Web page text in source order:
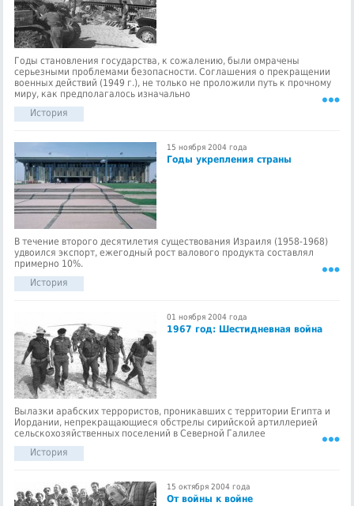
Годы становления государства, к сожалению, были омрачены
серьезными проблемами безопасности. Соглашения о прекращении
военных действий (1949 г.), не только не проложили путь к прочному
миру, как предполагалось изначально
История
15 ноября 2004 года
Годы укрепления страны
В течение второго десятилетия существования Израиля (1958-1968)
удвоился экспорт, ежегодный рост валового продукта составлял
примерно 10%.
История
01 ноября 2004 года
1967 год: Шестидневная война
Вылазки арабских террористов, проникавших с территории Египта и
Иордании, непрекращающиеся обстрелы сирийской артиллерией
сельскохозяйственных поселений в Северной Галилее
История
15 октября 2004 года
От войны к войне